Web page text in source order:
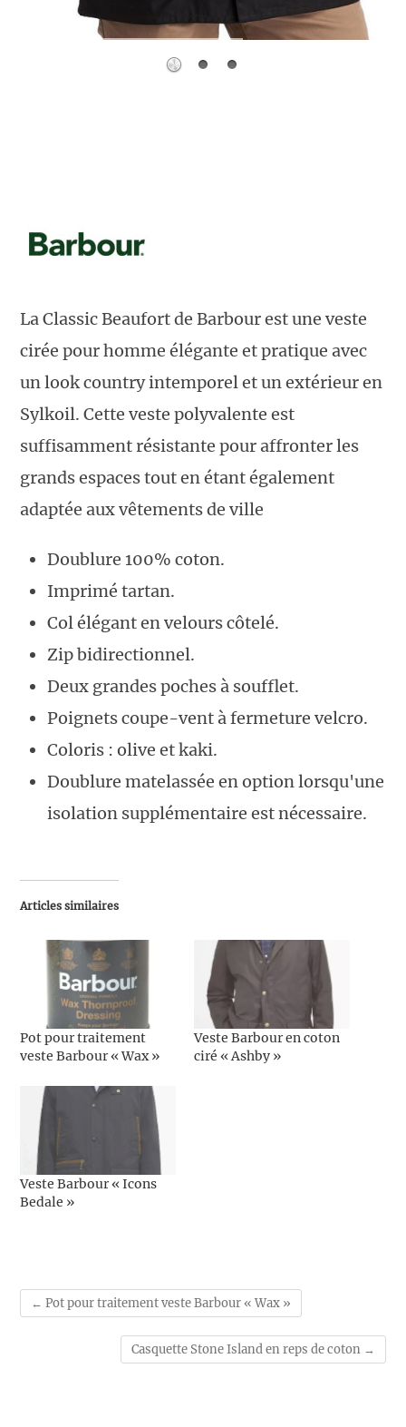
La Classic Beaufort de Barbour est une veste
cirée pour homme élégante et pratique avec
un look country intemporel et un extérieur en
Sylkoil. Cette veste polyvalente est
suffisamment résistante pour affronter les
grands espaces tout en étant également
adaptée aux vêtements de ville
Doublure 100% coton.
Imprimé tartan.
Col élégant en velours côtelé.
Zip bidirectionnel.
Deux grandes poches à soufflet.
Poignets coupe-vent à fermeture velcro.
Coloris : olive et kaki.
Doublure matelassée en option lorsqu'une
isolation supplémentaire est nécessaire.
Articles similaires
Pot pour traitement
veste Barbour « Wax »
Veste Barbour en coton
ciré « Ashby »
Veste Barbour « Icons
Bedale »
← Pot pour traitement veste Barbour « Wax »
Casquette Stone Island en reps de coton →